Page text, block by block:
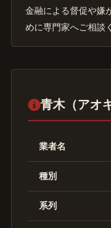
金融による督促や嫌
めに専門家へご相談
青木（アオ
業者名
種別
系列